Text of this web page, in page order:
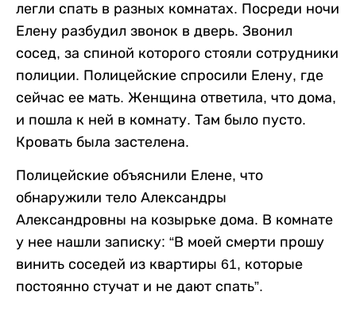
легли спать в разных комнатах. Посреди ночи
Елену разбудил звонок в дверь. Звонил
сосед, за спиной которого стояли сотрудники
полиции. Полицейские спросили Елену, где
сейчас ее мать. Женщина ответила, что дома,
и пошла к ней в комнату. Там было пусто.
Кровать была застелена.
Полицейские объяснили Елене, что
обнаружили тело Александры
Александровны на козырьке дома. В комнате
у нее нашли записку: “В моей смерти прошу
винить соседей из квартиры 61, которые
постоянно стучат и не дают спать”.